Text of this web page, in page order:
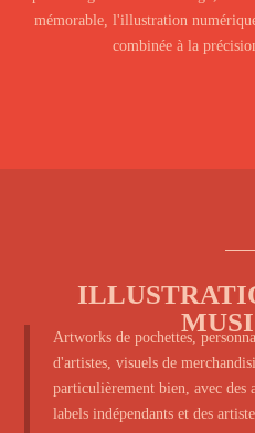
mémorable, l'illustration
combinée à la
Artworks de pochettes,
d'artistes, visuels de
particulièrement bien, avec des
labels indépendants et des